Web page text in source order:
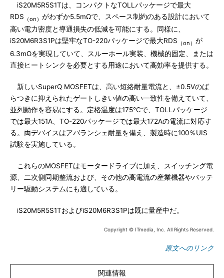
iS20M5R5S1Tは、コンパクトなTOLLパッケージで最大
RDS （on） がわずか5.5mΩで、スペース制約のある設計において
高い電力密度と導通損失の低減を可能にする。同様に、
iS20M6R3S1Pは堅牢なTO-220パッケージで最大RDS （on） が
6.3mΩを実現していて、スルーホール実装、機械的固定、または
直接ヒートシンクを必要とする用途において高効率を提供する。
新しいSuperQ MOSFETは、高い短絡耐量電流と、±0.5Vのば
らつきに抑えられたゲートしきい値の高い一致性を備えていて、
並列動作を容易にする。定格温度は175℃で、TOLLパッケージ
では最大151A、TO-220パッケージでは最大172Aの電流に対応す
る。両デバイスはアバランシェ耐量を備え、製造時に100％UIS
試験を実施している。
これらのMOSFETはモータードライブに加え、スイッチング電
源、二次側同期整流および、その他の高電流の産業機器やバッテ
リー駆動システムにも適している。
iS20M5R5S1TおよびiS20M6R3S1Pは既に量産中だ。
Copyright © ITmedia, Inc. All Rights Reserved.
原文へのリンク
関連情報